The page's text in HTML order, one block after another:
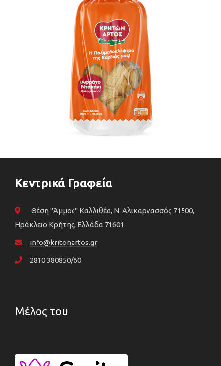
Κεντρικά Γραφεία
Θέση "Άμμος" Καλλιθέα, N. Αλικαρνασσός 71500,
Ηράκλειο Κρήτης, Ελλάδα 71601
info@kritonartos.gr
2810 380850/60
Μέλος του